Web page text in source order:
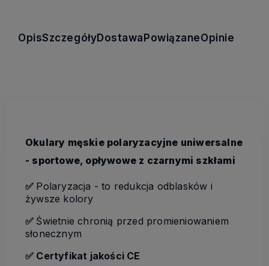
OpisSzczegółyDostawa PowiązaneOpinie
Okulary męskie polaryzacyjne uniwersalne
- sportowe, opływowe z czarnymi szkłami
✅ Polaryzacja - to redukcja odblasków i
żywsze kolory
✅ Świetnie chronią przed promieniowaniem
słonecznym
✅ Certyfikat jakości CE